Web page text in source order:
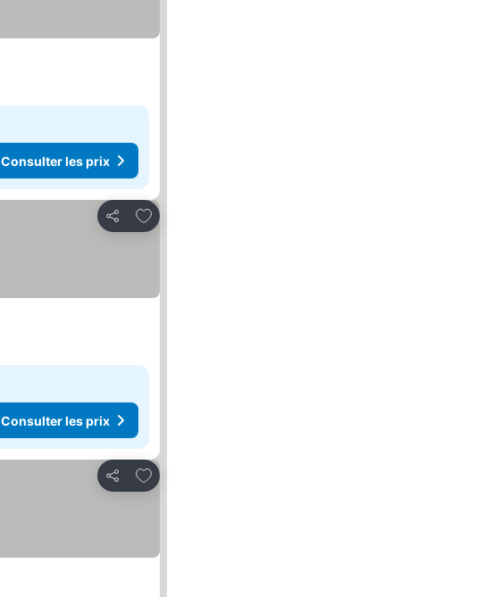
Consulter les prix
Partager
Ajouter à mes favoris
Consulter les prix
Partager
Ajouter à mes favoris